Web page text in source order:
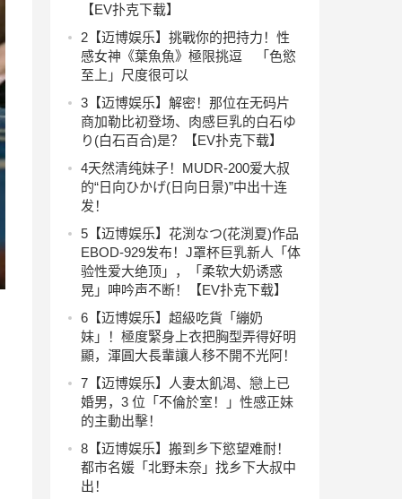
【EV扑克下载】
2 【迈博娱乐】挑戰你的把持力！性
感女神《葉魚魚》極限挑逗 「色慾
至上」尺度很可以
3 【迈博娱乐】解密！那位在无码片
商加勒比初登场、肉感巨乳的白石ゆ
り(白石百合)是？【EV扑克下载】
4天然清纯妹子！MUDR-200爱大叔
的“日向ひかげ(日向日景)”中出十连
发！
5 【迈博娱乐】花渕なつ(花渕夏)作品
EBOD-929发布！J罩杯巨乳新人「体
验性爱大绝顶」，「柔软大奶诱惑
晃」呻吟声不断！【EV扑克下载】
6 【迈博娱乐】超級吃貨「繃奶
妹」！極度緊身上衣把胸型弄得好明
顯，渾圓大長輩讓人移不開不光阿！
7 【迈博娱乐】人妻太飢渴、戀上已
婚男，3 位「不倫於室！」性感正妹
的主動出擊！
8 【迈博娱乐】搬到乡下慾望难耐！
都市名媛「北野未奈」找乡下大叔中
出！